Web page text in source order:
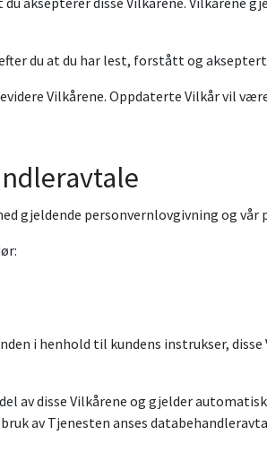
du at du har lest, forstått og akseptert
Vilkårene. Oppdaterte Vilkår vil
gjeldende personvernlovgivning og
i henhold til kundens instrukser,
av disse Vilkårene og gjelder
av Tjenesten anses